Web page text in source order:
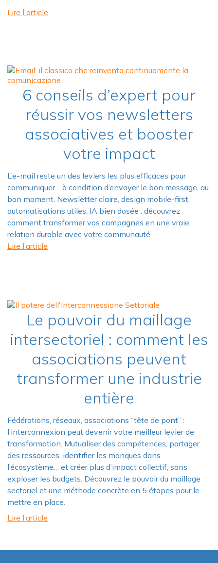
Lire l'article
6 conseils d’expert pour
réussir vos newsletters
associatives et booster
votre impact
L’e-mail reste un des leviers les plus efficaces pour
communiquer… à condition d’envoyer le bon message, au
bon moment. Newsletter claire, design mobile-first,
automatisations utiles, IA bien dosée : découvrez
comment transformer vos campagnes en une vraie
relation durable avec votre communauté.
Lire l’article
Le pouvoir du maillage
intersectoriel : comment les
associations peuvent
transformer une industrie
entière
Fédérations, réseaux, associations “tête de pont” :
l’interconnexion peut devenir votre meilleur levier de
transformation. Mutualiser des compétences, partager
des ressources, identifier les manques dans
l’écosystème… et créer plus d’impact collectif, sans
exploser les budgets. Découvrez le pouvoir du maillage
sectoriel et une méthode concrète en 5 étapes pour le
mettre en place.
Lire l’article